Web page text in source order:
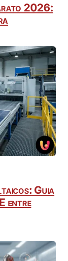
2026:
Guia
entre